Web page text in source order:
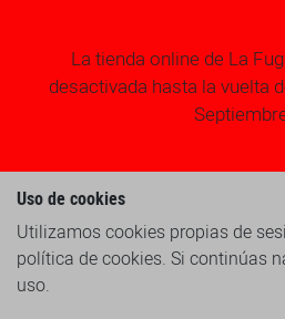
La tienda online de La
desactivada hasta la vuelta
Uso de cookies
Utilizamos cookies propias de
política de cookies. Si continúas
uso.